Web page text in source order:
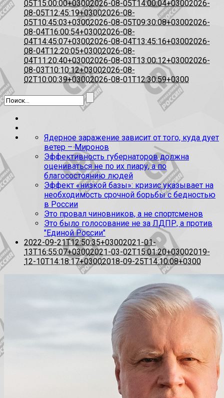
05T15:00:00+03002026-08-05T14:00:04+03002026-
08-05T12:45:19+03002026-08-
05T10:45:03+03002026-08-05T09:30:08+03002026-
08-04T16:00:54+03002026-08-
04T14:45:07+03002026-08-04T13:45:16+03002026-
08-04T12:20:05+03002026-08-
04T11:20:40+03002026-08-03T13:00:12+03002026-
08-03T10:10:12+03002026-08-
02T10:00:39+03002026-08-01T12:30:59+0300
Ядерное заражение зависит от того, куда дует
ветер – Миронов
Эффективность губернаторов должна
оцениваться не по их пиару, а по
благосостоянию людей
Эффект «низкой базы»: кризис указывает на
необходимость срочной борьбы с бедностью
в России
Это провал чиновников, а не спортсменов
Это было голосование не за ЛДПР, а против
"Единой России"
2022-09-21T12:50:35+03002021-01-
13T16:55:07+03002021-03-02T15:01:20+03002019-
12-10T14:18:17+03002018-09-25T14:10:08+0300